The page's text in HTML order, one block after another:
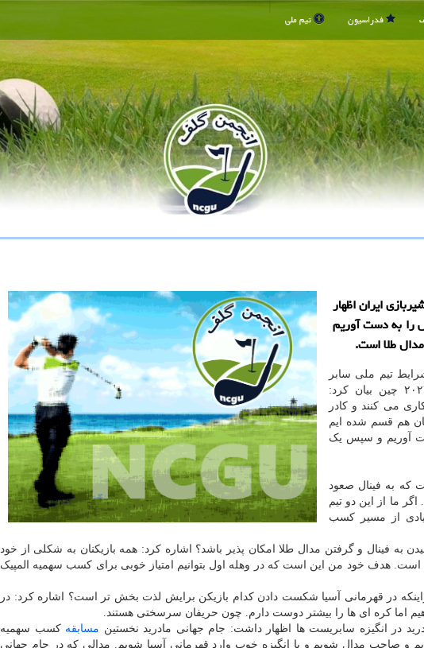
فدراسیون تیم ملی
ایران اظهار
را به دست آوریم
طلا است.
تیم ملی سابر
ایران برای حضور در مسابقات قهرمانی آسیا ۲۰۲۳ چین بیان کرد:
می کنند و کادر
هم قسم شده ایم
آوریم و سپس یک
که به فینال صعود
ما از این دو تیم
از مسیر کسب
فینال و گرفتن مدال طلا امکان پذیر باشد؟ اشاره کرد: همه بازیکنان به شکلی از خود
است. هدف خود من این است که در وهله اول بتوانیم امتیاز خوبی برای کسب سهمیه المپیک
در قهرمانی آسیا شکست دادن کدام بازیکن برایش لذت بخش تر است؟ اشاره کرد: در
اما کره ای ها را بیشتر دوست دارم. چون حریفان سرسختی هستند.
در انگیزه سابریست ها اظهار داشت: جام جهانی مادرید نخستین مسابقه کسب سهمیه
و صاحب مدال شویم و با انگیزه خوب وارد قهرمانی آسیا شویم. مدالی که در جام جهانی